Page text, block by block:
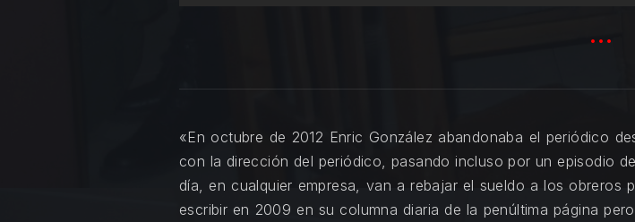
…
«En octubre de 2012 Enric González abandonaba el periódico
con la dirección del periódico, pasando incluso por un episodio
día, en cualquier empresa, van a rebajar el sueldo a los obreros
escribir en 2009 en su columna diaria de la penúltima página